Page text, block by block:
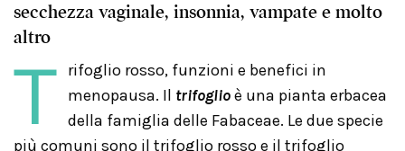
secchezza vaginale, insonnia, vampate e molto
altro
T rifoglio rosso, funzioni e benefici in
menopausa. Il trifoglioè una pianta erbacea
della famiglia delle Fabaceae. Le due specie
più comuni sono il trifoglio rosso e il trifoglio